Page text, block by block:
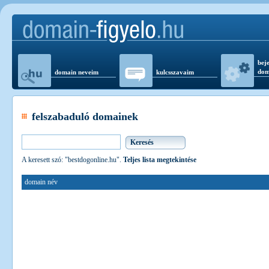
domain neveim kulcsszavaim
felszabaduló domainek
A keresett szó: "bestdogonline.hu". Teljes lista megtekintése
domain név